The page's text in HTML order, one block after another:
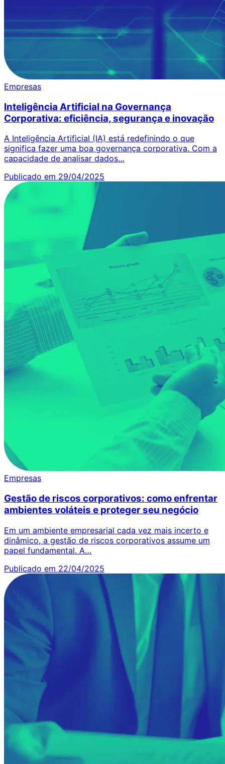
Empresas
Inteligência Artificial na Governança
Corporativa: eficiência, segurança e inovação
A Inteligência Artificial (IA) está redefinindo o que
significa fazer uma boa governança corporativa. Com a
capacidade de analisar dados…
Publicado em 29/04/2025
Empresas
Gestão de riscos corporativos: como enfrentar
ambientes voláteis e proteger seu negócio
Em um ambiente empresarial cada vez mais incerto e
dinâmico, a gestão de riscos corporativos assume um
papel fundamental. A…
Publicado em 22/04/2025